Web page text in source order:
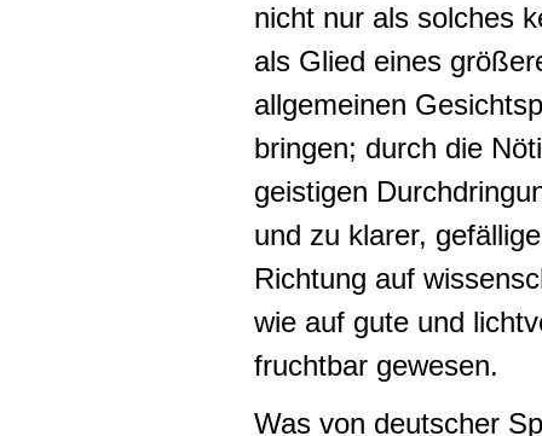
nicht nur als solches
als Glied eines
allgemeinen
bringen; durch die
geistigen
und zu klarer,
Richtung auf
wie auf gute und
fruchtbar gewesen.
Was von deutscher